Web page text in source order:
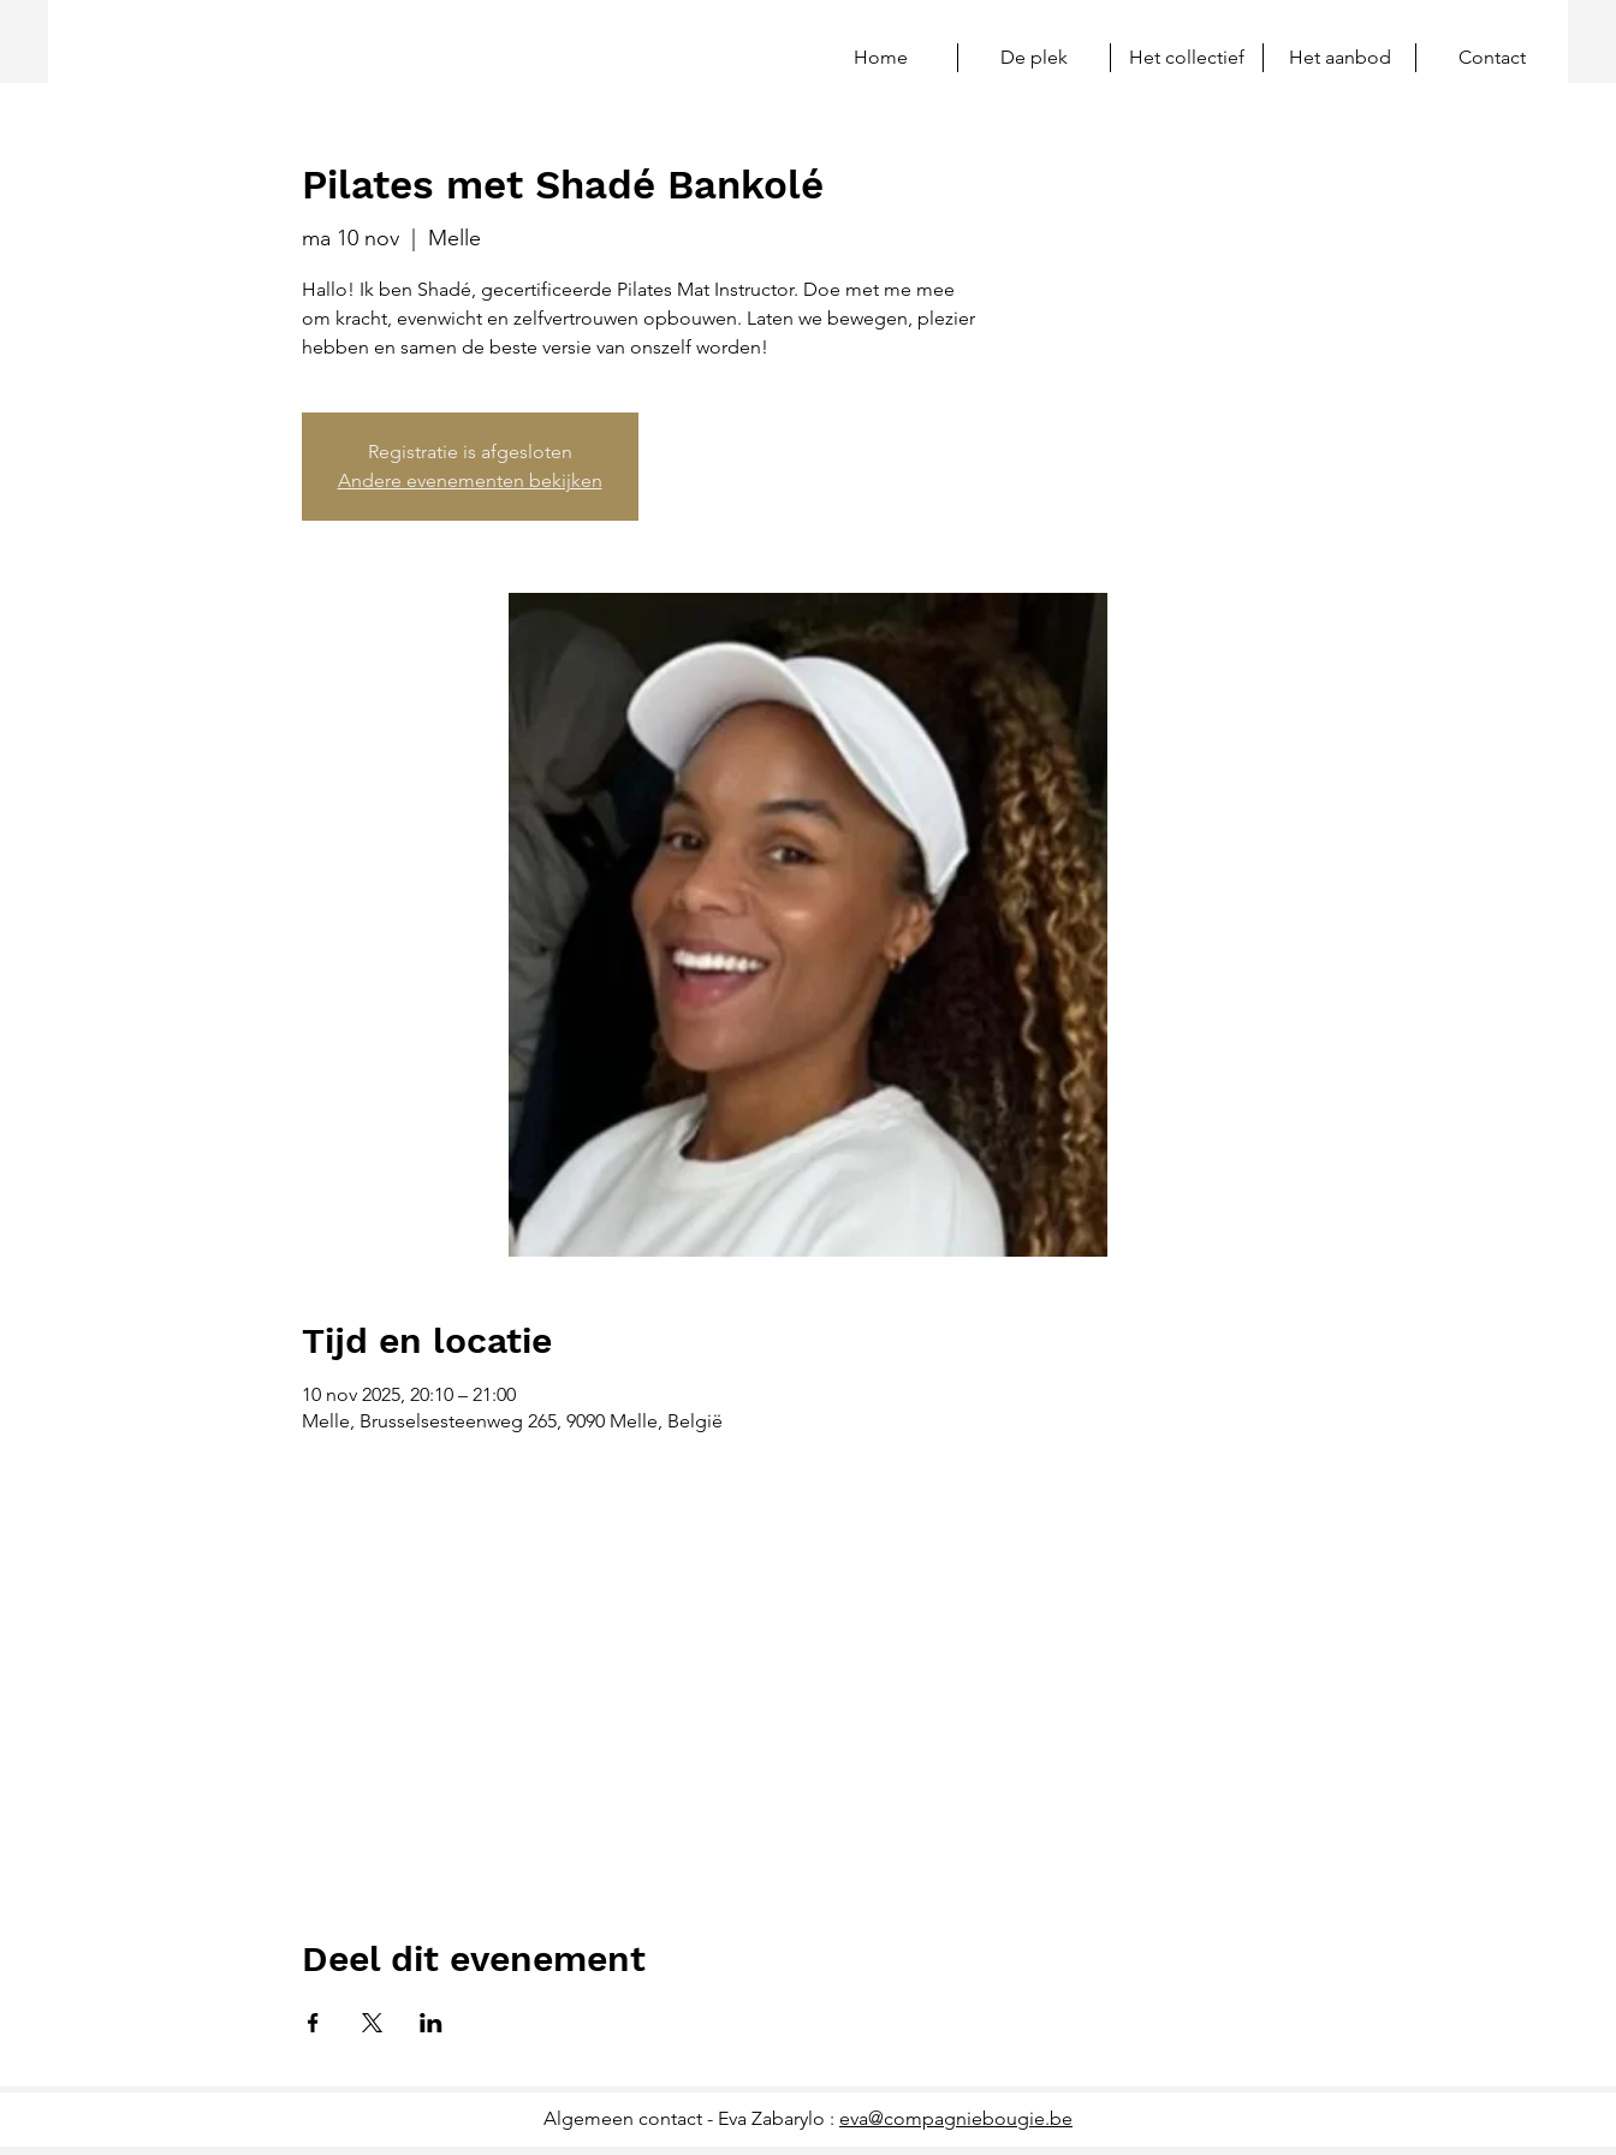
Home De plek Het collectief Het aanbod Contact
Pilates met Shadé Bankolé
ma 10 nov
  |
Melle
Hallo! Ik ben Shadé, gecertificeerde Pilates Mat Instructor. Doe met me mee
om kracht, evenwicht en zelfvertrouwen opbouwen. Laten we bewegen, plezier
hebben en samen de beste versie van onszelf worden!
Registratie is afgesloten
Andere evenementen bekijken
Tijd en locatie
10 nov 2025, 20:10 – 21:00
Melle, Brusselsesteenweg 265, 9090 Melle, België
Deel dit evenement
Algemeen contact - Eva Zabarylo : eva@compagniebougie.be